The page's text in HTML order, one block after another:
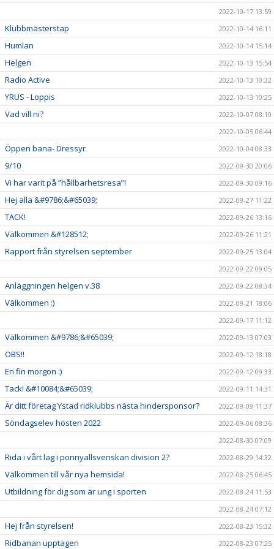
2022-10-17 13:59
Klubbmästerstap 2022-10-14 16:11
Humlan 2022-10-14 15:14
Helgen 2022-10-13 15:54
Radio Active 2022-10-13 10:32
YRUS - Loppis 2022-10-13 10:25
Vad vill ni?
2022-10-07 08:10
2022-10-05 06:44
Öppen bana- Dressyr 2022-10-04 08:33
9/10 2022-09-30 20:06
Vi har varit på ”hållbarhetsresa”! 2022-09-30 09:16
Hej alla &#9786;&#65039; 2022-09-27 11:22
TACK! 2022-09-26 13:16
Välkommen &#128512; 2022-09-26 11:21
Rapport från styrelsen september
2022-09-25 13:04
2022-09-22 09:05
Anläggningen helgen v.38 2022-09-22 08:34
Välkommen :)
2022-09-21 18:06
2022-09-17 11:12
Välkommen &#9786;&#65039; 2022-09-13 07:03
OBS!! 2022-09-12 18:18
En fin morgon :) 2022-09-12 09:33
Tack! &#10084;&#65039; 2022-09-11 14:31
Är ditt företag Ystad ridklubbs nästa hindersponsor? 2022-09-09 11:37
Söndagselev hösten 2022
2022-09-06 08:36
2022-08-30 07:09
Rida i vårt lag i ponnyallsvenskan division 2? 2022-08-29 14:32
Välkommen till vår nya hemsida! 2022-08-25 06:45
Utbildning för dig som är ung i sporten
2022-08-24 11:53
2022-08-24 07:12
Hej från styrelsen! 2022-08-23 15:32
Ridbanan upptagen 2022-08-23 07:25